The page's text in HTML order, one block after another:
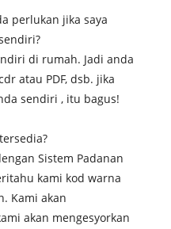
perlukan jika saya
di rumah. Jadi anda
atau PDF, dsb. jika
sendiri , itu bagus!
Sistem Padanan
kami kod warna
Kami akan
akan mengesyorkan